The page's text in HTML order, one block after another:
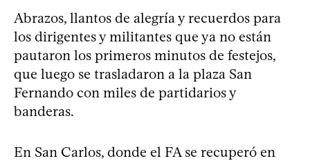
Abrazos, llantos de alegría y recuerdos para
los dirigentes y militantes que ya no están
pautaron los primeros minutos de festejos,
que luego se trasladaron a la plaza San
Fernando con miles de partidarios y
banderas.
En San Carlos, donde el FA se recuperó en